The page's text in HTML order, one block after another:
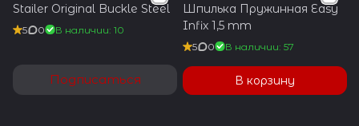
Stailer Original Buckle Steel
5 0 В наличии: 10
Подписаться
Шпилька Пружинная Easy
Infix 1,5 mm
5 0 В наличии: 57
В корзину